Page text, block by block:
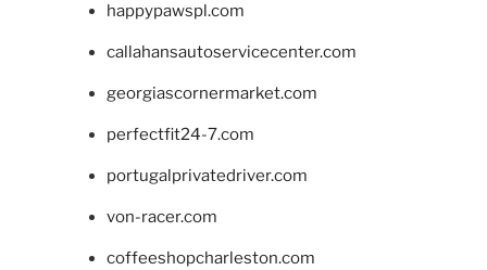
happypawspl.com
callahansautoservicecenter.com
georgiascornermarket.com
perfectfit24-7.com
portugalprivatedriver.com
von-racer.com
coffeeshopcharleston.com